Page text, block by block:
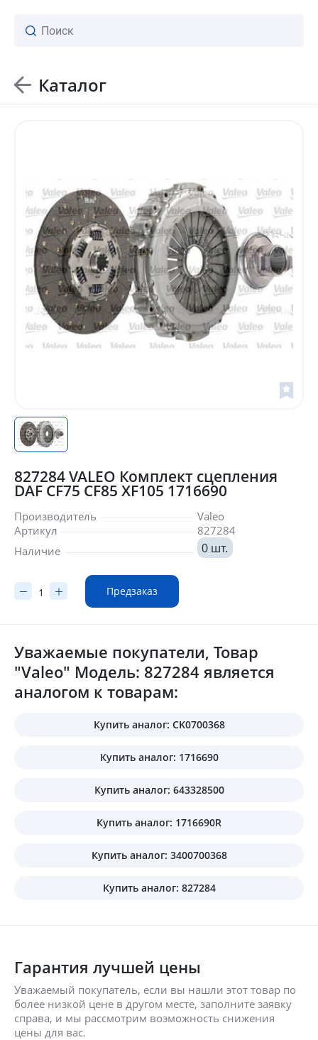
Каталог
827284 VALEO Комплект сцепления
DAF CF75 CF85 XF105 1716690
Производитель
Valeo
Артикул
827284
Наличие
0 шт.
Предзаказ
Уважаемые покупатели, Товар
"Valeo" Модель: 827284 является
аналогом к товарам:
Купить аналог: CK0700368
Купить аналог: 1716690
Купить аналог: 643328500
Купить аналог: 1716690R
Купить аналог: 3400700368
Купить аналог: 827284
Гарантия лучшей цены
Уважаемый покупатель, если вы нашли этот товар по
более низкой цене в другом месте, заполните заявку
справа, и мы рассмотрим возможность снижения
цены для вас.